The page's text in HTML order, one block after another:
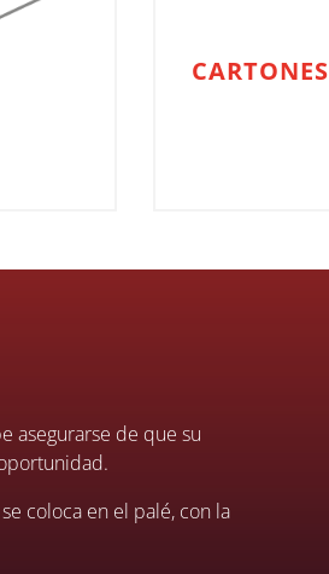
CARTONES
asegurarse de que su
coloca en el palé, con la